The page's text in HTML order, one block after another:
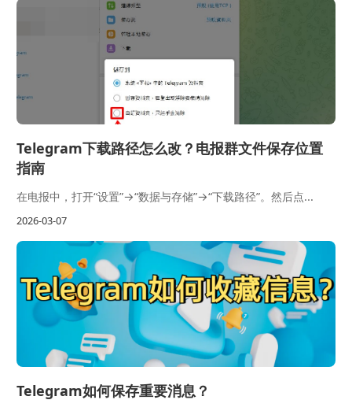
Telegram下载路径怎么改？电报群文件保存位置
指南
在电报中，打开“设置”→“数据与存储”→“下载路径”。然后点...
2026-03-07
Telegram如何保存重要消息？